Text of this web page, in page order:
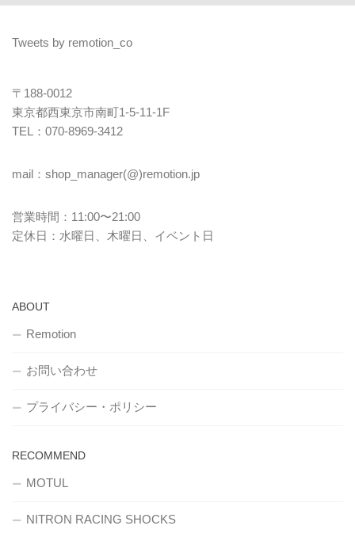
Tweets by remotion_co
〒188-0012
東京都西東京市南町1-5-11-1F
TEL：070-8969-3412
mail：shop_manager(@)remotion.jp
営業時間：11:00〜21:00
定休日：水曜日、木曜日、イベント日
ABOUT
Remotion
お問い合わせ
プライバシー・ポリシー
RECOMMEND
MOTUL
NITRON RACING SHOCKS